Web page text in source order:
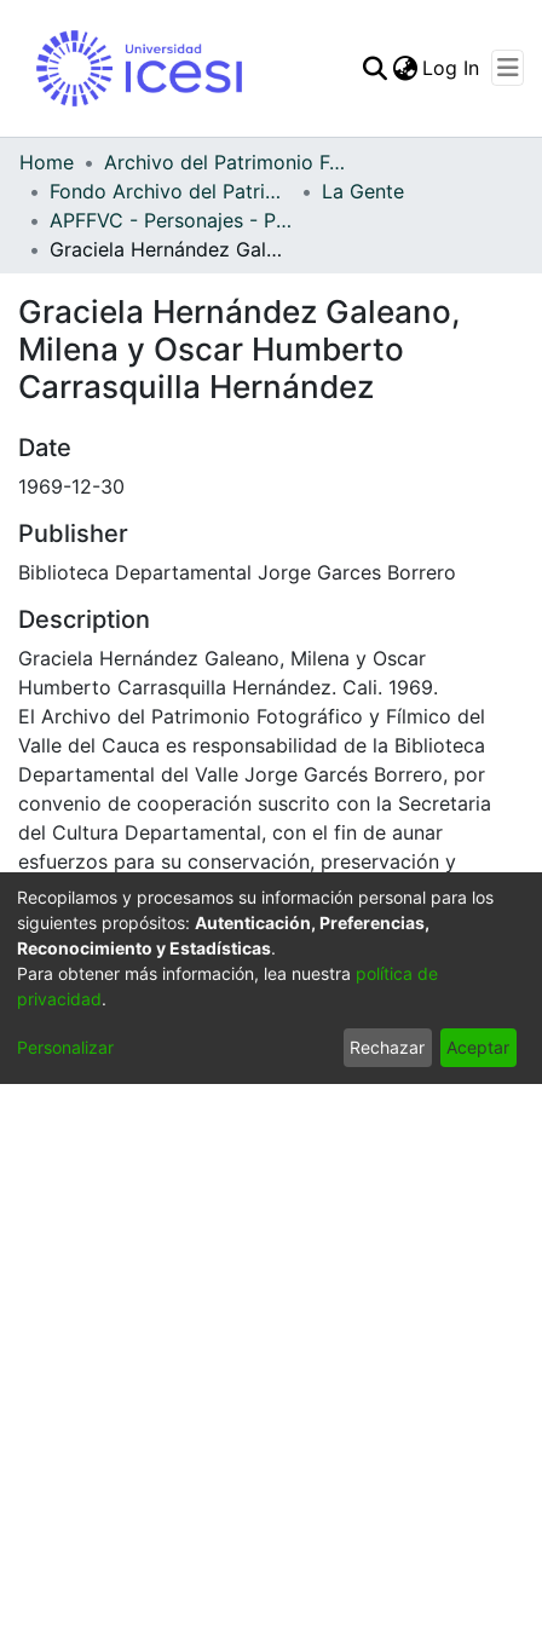
Statistics
Log In
Home
Archivo del Patrimonio Fotográfico y Fílmico del Valle del Cauca
Fondo Archivo del Patrimonio Fotográfico y Fílmico del Valle del Cauca
La Gente
APFFVC - Personajes - Patrimonial
Graciela Hernández Galeano, Milena y Oscar Humberto Carrasquilla Hernández
Graciela Hernández Galeano,
Milena y Oscar Humberto
Carrasquilla Hernández
Date
1969-12-30
Publisher
Biblioteca Departamental Jorge Garces Borrero
Description
Graciela Hernández Galeano, Milena y Oscar
Humberto Carrasquilla Hernández. Cali. 1969.
El Archivo del Patrimonio Fotográfico y Fílmico del
Valle del Cauca es responsabilidad de la Biblioteca
Departamental del Valle Jorge Garcés Borrero, por
convenio de cooperación suscrito con la Secretaria
del Cultura Departamental, con el fin de aunar
esfuerzos para su conservación, preservación y
divulgación del Archivo entre la comunidad
Vallecaucana, especialmente entre los estudiantes e
investigadores que visitan la Biblioteca, propiciando el
su uso y consulta permanente. La universidad Icesi es
un colaborador en el proceso de difusión, facilitando
la tecnología que permite la consulta de las imágenes.
Click on the image to open the gallery.
Recopilamos y procesamos su información personal para los
siguientes propósitos: Autenticación, Preferencias,
Reconocimiento y Estadísticas.
Para obtener más información, lea nuestra política de
privacidad.
Personalizar Rechazar Aceptar